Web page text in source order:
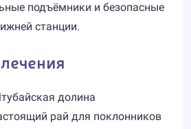
подъёмники и безопасные
станции.
долина
рай для поклонников